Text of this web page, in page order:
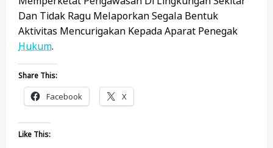
Dan Tidak Ragu Melaporkan Segala Bentuk
Aktivitas Mencurigakan Kepada Aparat Penegak
Hukum.
Share This:
Facebook X
Like This: